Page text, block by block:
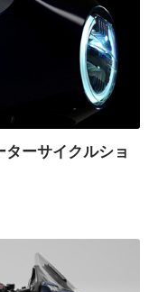
ーサイクルショ